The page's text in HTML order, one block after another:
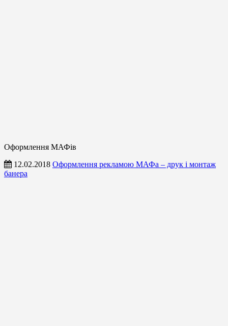
Оформлення МАФів
12.02.2018 Оформлення рекламою МАФа – друк і монтаж
банера